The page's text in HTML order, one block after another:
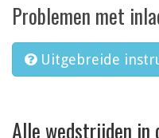
Problemen met
Uitgebreide
Alle wedstrijden in